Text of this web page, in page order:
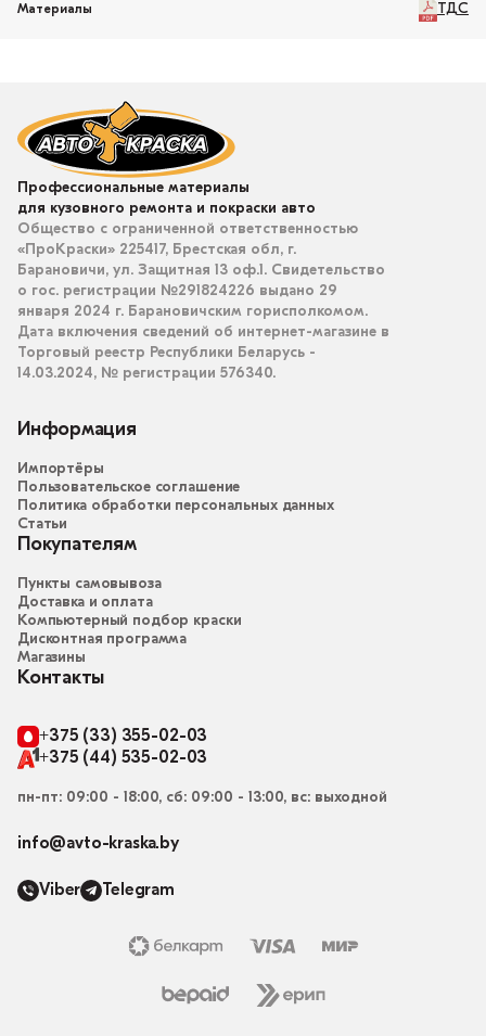
Материалы ТДС
Профессиональные материалы
для кузовного ремонта и покраски авто
Общество с ограниченной ответственностью
«ПроКраски» 225417, Брестская обл, г.
Барановичи, ул. Защитная 13 оф.1. Свидетельство
о гос. регистрации №291824226 выдано 29
января 2024 г. Барановичским горисполкомом.
Дата включения сведений об интернет-магазине в
Торговый реестр Республики Беларусь -
14.03.2024, № регистрации 576340.
Информация
Импортёры
Пользовательское соглашение
Политика обработки персональных данных
Статьи
Покупателям
Пункты самовывоза
Доставка и оплата
Компьютерный подбор краски
Дисконтная программа
Магазины
Контакты
+375 (33) 355-02-03
+375 (44) 535-02-03
пн-пт: 09:00 - 18:00, сб: 09:00 - 13:00, вс: выходной
info@avto-kraska.by
Viber Telegram